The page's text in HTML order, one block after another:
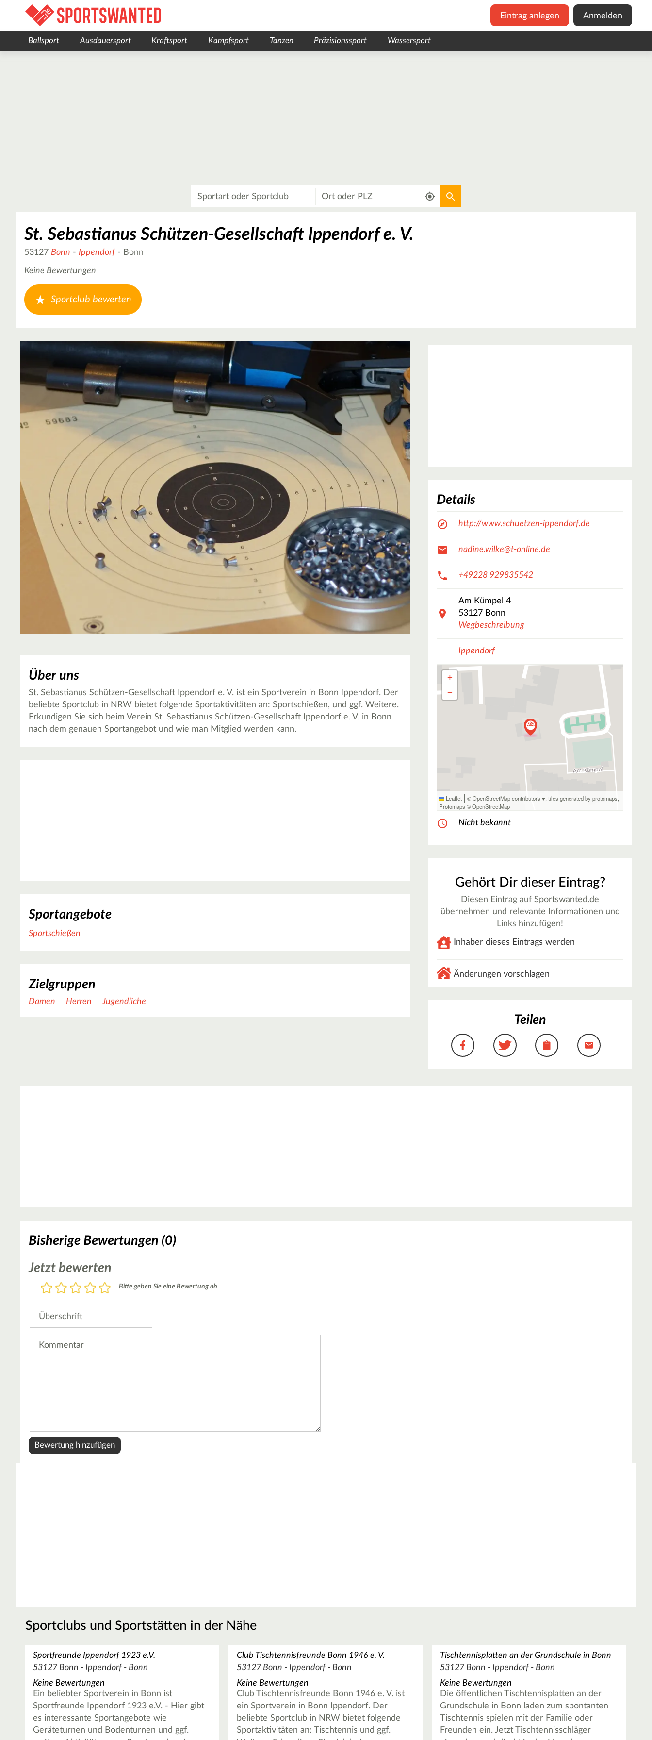
Eintrag anlegen Anmelden
Ballsport Ausdauersport Kraftsport Kampfsport Tanzen Präzisionssport Wassersport
Aktuellen Standort verwenden
St. Sebastianus Schützen-Gesellschaft Ippendorf e. V.
53127 Bonn - Ippendorf - Bonn
Keine Bewertungen
Sportclub bewerten
Über uns
St. Sebastianus Schützen-Gesellschaft Ippendorf e. V. ist ein Sportverein in Bonn Ippendorf. Der
beliebte Sportclub in NRW bietet folgende Sportaktivitäten an: Sportschießen, und ggf. Weitere.
Erkundigen Sie sich beim Verein St. Sebastianus Schützen-Gesellschaft Ippendorf e. V. in Bonn
nach dem genauen Sportangebot und wie man Mitglied werden kann.
Sportangebote
Sportschießen
Zielgruppen
Damen Herren Jugendliche
Details
http://www.schuetzen-ippendorf.de
nadine.wilke@t-online.de
+49228 929835542
Am Kümpel 4
53127 Bonn
Wegbeschreibung
Ippendorf
+
−
Leaflet | © OpenStreetMap contributors ♥,tiles generated by protomaps,
Protomaps ©OpenStreetMap
Nicht bekannt
Gehört Dir dieser Eintrag?
Diesen Eintrag auf Sportswanted.de
übernehmen und relevante Informationen und
Links hinzufügen!
Inhaber dieses Eintrags werden
Änderungen vorschlagen
Teilen
Bisherige Bewertungen (0)
Jetzt bewerten
Bewertung
5
4
3
2
1
Bitte geben Sie eine Bewertung ab.
Überschrift
Sportclubs und Sportstätten in der Nähe
Sportfreunde Ippendorf 1923 e.V.
53127 Bonn - Ippendorf - Bonn
Keine Bewertungen
Ein beliebter Sportverein in Bonn ist
Sportfreunde Ippendorf 1923 e.V. - Hier gibt
es interessante Sportangebote wie
Geräteturnen und Bodenturnen und ggf.
Club Tischtennisfreunde Bonn 1946 e. V.
53127 Bonn - Ippendorf - Bonn
Keine Bewertungen
Club Tischtennisfreunde Bonn 1946 e. V. ist
ein Sportverein in Bonn Ippendorf. Der
beliebte Sportclub in NRW bietet folgende
Sportaktivitäten an: Tischtennis und ggf.
Tischtennisplatten an der Grundschule in Bonn
53127 Bonn - Ippendorf - Bonn
Keine Bewertungen
Die öffentlichen Tischtennisplatten an der
Grundschule in Bonn laden zum spontanten
Tischtennis spielen mit der Familie oder
Freunden ein. Jetzt Tischtennisschläger